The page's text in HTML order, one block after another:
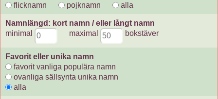
flicknamn pojknamn alla
Namnlängd: kort namn / eller långt namn
minimal
maximal bokstäver
Favorit eller unika namn
favorit vanliga populära namn
ovanliga sällsynta unika namn
alla